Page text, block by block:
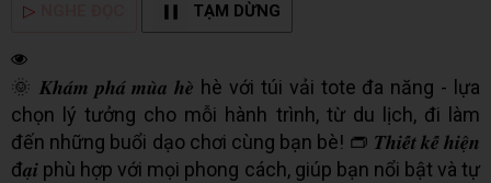
▷ TẠM DỪNG
🌞 𝑲𝒉𝒂́𝒎 𝒑𝒉𝒂́ 𝒎𝒖̀𝒂 𝒉𝒆̀ hè với túi vải tote đa năng - lựa
chọn lý tưởng cho mỗi hành trình, từ du lịch, đi làm
đến những buổi dạo chơi cùng bạn bè! 👝 𝑻𝒉𝒊𝒆̂́𝒕 𝒌𝒆̂́ 𝒉𝒊𝒆̣̂𝒏
đ𝒂̣𝒊 phù hợp với mọi phong cách, giúp bạn nổi bật và tự